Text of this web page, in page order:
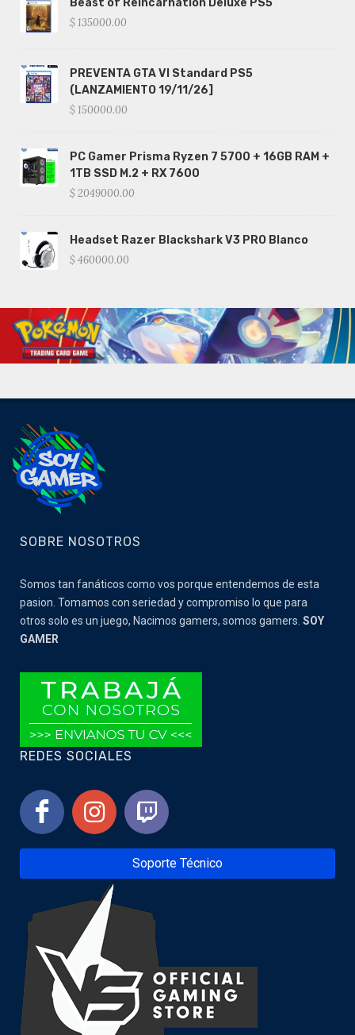
Beast of Reincarnation Deluxe PS5
$ 135000.00
PREVENTA GTA VI Standard PS5
(LANZAMIENTO 19/11/26]
$ 150000.00
PC Gamer Prisma Ryzen 7 5700 + 16GB RAM +
1TB SSD M.2 + RX 7600
$ 2049000.00
Headset Razer Blackshark V3 PRO Blanco
$ 460000.00
SOBRE NOSOTROS
Somos tan fanáticos como vos porque entendemos de esta
pasion. Tomamos con seriedad y compromiso lo que para
otros solo es un juego, Nacimos gamers, somos gamers. SOY
GAMER
REDES SOCIALES
Soporte Técnico